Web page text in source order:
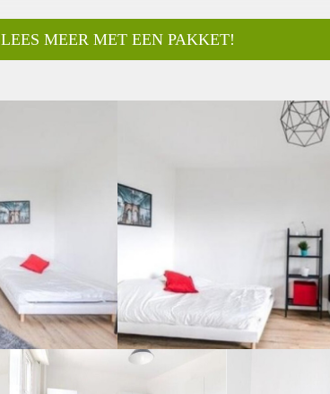
LEES MEER MET EEN PAKKET!